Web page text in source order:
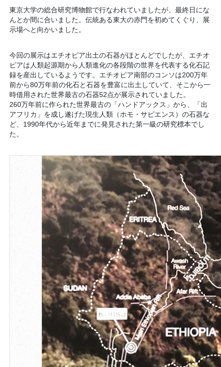
東京大学の総合研究博物館で行なわれていましたが、最終日にな
んとか間に合いました。伝統ある東大の赤門を初めてくぐり、展
示場へと向かいました。
今回の展示はエチオピア出土の石器がほとんどでしたが、エチオ
ピアは人類起源期から人類進化の各段階の世界を代表する化石記
録を産出しているようです。エチオピア南部のコンソは200万年
前から80万年前の化石と石器を豊富に出土していて、そこから一
時借用された世界最古の石器52点が展示されていました。
260万年前に作られた世界最古の「ハンドアックス」から、「出
アフリカ」を成し遂げた現生人類（ホモ・サピエンス）の石器な
ど、1990年代から近年までに発見された第一級の研究標本でし
た。